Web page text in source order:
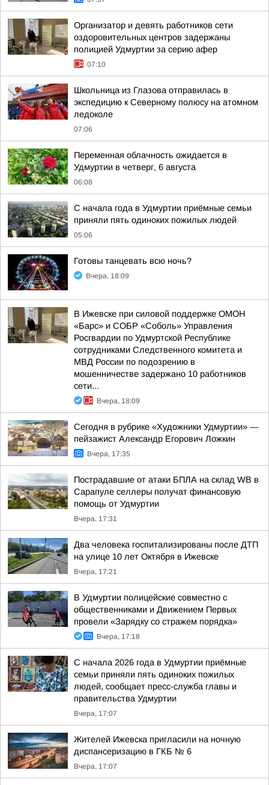
Организатор и девять работников сети
оздоровительных центров задержаны
полицией Удмуртии за серию афер
07:10
Школьница из Глазова отправилась в
экспедицию к Северному полюсу на атомном
ледоколе
07:06
Переменная облачность ожидается в
Удмуртии в четверг, 6 августа
06:08
С начала года в Удмуртии приёмные семьи
приняли пять одиноких пожилых людей
05:06
Готовы танцевать всю ночь?
Вчера, 18:09
В Ижевске при силовой поддержке ОМОН
«Барс» и СОБР «Соболь» Управления
Росгвардии по Удмуртской Республике
сотрудниками Следственного комитета и
МВД России по подозрению в
мошенничестве задержано 10 работников
сети...
Вчера, 18:09
Сегодня в рубрике «Художники Удмуртии» —
пейзажист Александр Егорович Ложкин
Вчера, 17:35
Пострадавшие от атаки БПЛА на склад WB в
Сарапуле селлеры получат финансовую
помощь от Удмуртии
Вчера, 17:31
Два человека госпитализированы после ДТП
на улице 10 лет Октября в Ижевске
Вчера, 17:21
В Удмуртии полицейские совместно с
общественниками и Движением Первых
провели «Зарядку со стражем порядка»
Вчера, 17:18
С начала 2026 года в Удмуртии приёмные
семьи приняли пять одиноких пожилых
людей, сообщает пресс-служба главы и
правительства Удмуртии
Вчера, 17:07
Жителей Ижевска пригласили на ночную
диспансеризацию в ГКБ № 6
Вчера, 17:07